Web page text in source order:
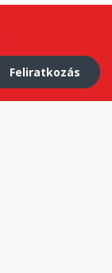
Feliratkozás